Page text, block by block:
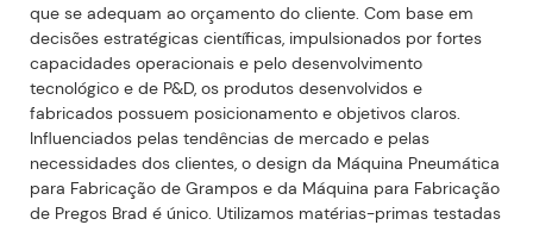
que se adequam ao orçamento do cliente. Com base em
decisões estratégicas científicas, impulsionados por fortes
capacidades operacionais e pelo desenvolvimento
tecnológico e de P&D, os produtos desenvolvidos e
fabricados possuem posicionamento e objetivos claros.
Influenciados pelas tendências de mercado e pelas
necessidades dos clientes, o design da Máquina Pneumática
para Fabricação de Grampos e da Máquina para Fabricação
de Pregos Brad é único. Utilizamos matérias-primas testadas